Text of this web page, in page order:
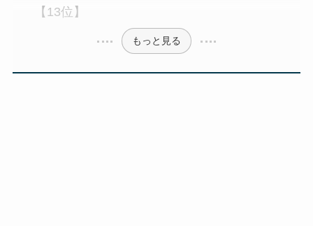
【13位】
もっと見る